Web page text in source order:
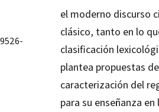
el moderno discurso
clásico, tanto en lo
clasificación
plantea propuestas
caracterización del
para su enseñanza